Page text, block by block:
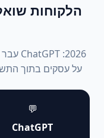
על עסקים בתוך
💬
ChatGPT